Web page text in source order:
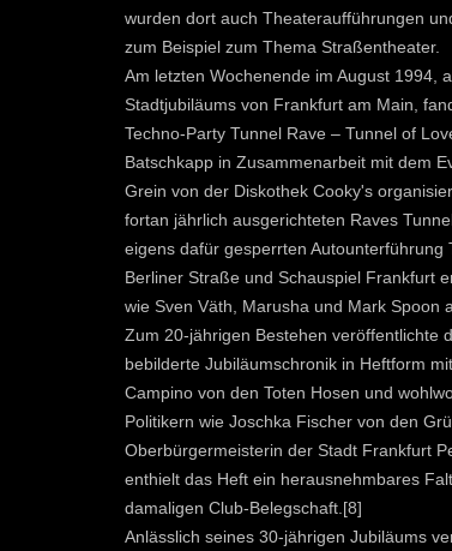
wurden dort auch Theateraufführungen
zum Beispiel zum Thema Straßentheater.
Am letzten Wochenende im August 1994,
Stadtjubiläums von Frankfurt am Main,
Techno-Party Tunnel Rave – Tunnel of
Batschkapp in Zusammenarbeit mit dem
Grein von der Diskothek Cooky's
fortan jährlich ausgerichteten Raves
eigens dafür gesperrten Autounterführung
Berliner Straße und Schauspiel Frankfurt
wie Sven Väth, Marusha und Mark Spoon
Zum 20-jährigen Bestehen veröffentlichte
bebilderte Jubiläumschronik in Heftform
Campino von den Toten Hosen und
Politikern wie Joschka Fischer von den
Oberbürgermeisterin der Stadt Frankfurt
enthielt das Heft ein herausnehmbares
damaligen Club-Belegschaft.[8]
Anlässlich seines 30-jährigen Jubiläums